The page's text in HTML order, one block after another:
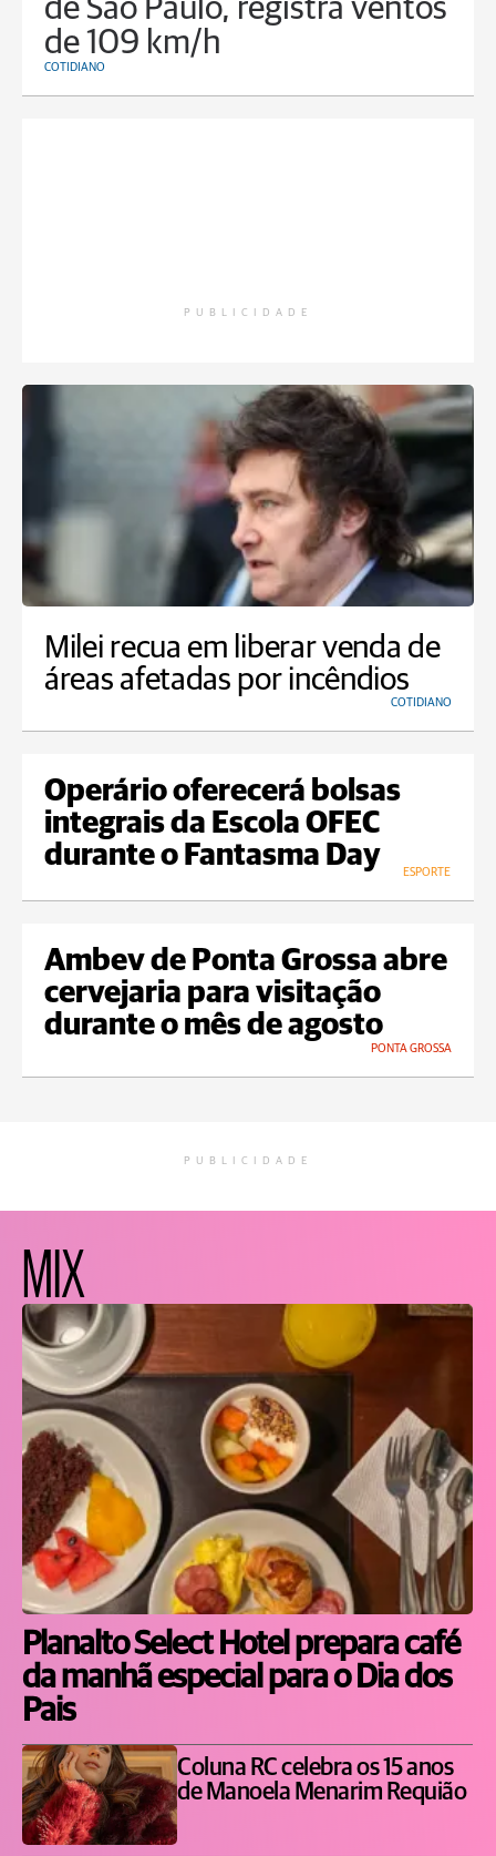
de São Paulo, registra ventos
de 109 km/h
COTIDIANO
PUBLICIDADE
Milei recua em liberar venda de
áreas afetadas por incêndios
COTIDIANO
Operário oferecerá bolsas
integrais da Escola OFEC
durante o Fantasma Day
ESPORTE
Ambev de Ponta Grossa abre
cervejaria para visitação
durante o mês de agosto
PONTA GROSSA
PUBLICIDADE
MIX
Planalto Select Hotel prepara café
da manhã especial para o Dia dos
Pais
Coluna RC celebra os 15 anos
de Manoela Menarim Requião